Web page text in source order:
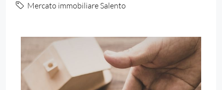
Mercato immobiliare Salento